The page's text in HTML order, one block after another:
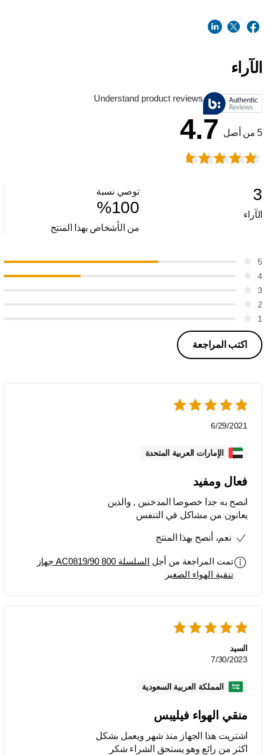
الآراء
Understand product reviews
5 من أصل 4.7
3
الآراء
توصي نسبة
%100
من الأشخاص بهذا المنتج
5
4
3
2
1
اكتب المراجعة
6/29/2021
الإمارات العربية المتحدة
فعال ومفيد
انصح به جدا خصوصا المدخنين , والذين
يعانون من مشاكل في التنفس
نعم، أنصح بهذا المنتج
تمت المراجعة من أجل
السلسلة 800 AC0819/90 جهاز
تنقية الهواء الصغير
السيد
7/30/2023
المملكة العربية السعودية
منقي الهواء فيليبس
اشتريت هذا الجهاز منذ شهر ويعمل بشكل
اكثر من رائع وهو يستحق الشراء شكر